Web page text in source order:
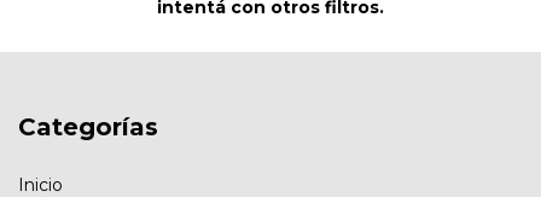
intentá con otros filtros.
Categorías
Inicio